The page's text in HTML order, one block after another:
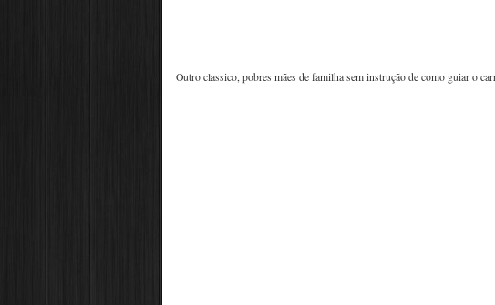
Outro classico, pobres mães de familha sem instrução de como guiar o